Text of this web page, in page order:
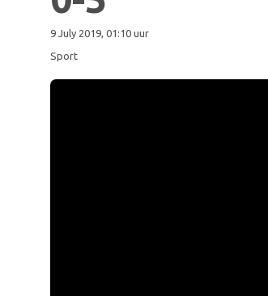
9 July 2019, 01:10 uur
Sport